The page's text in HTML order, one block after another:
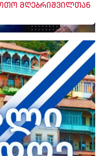
მღებრიშვილთან